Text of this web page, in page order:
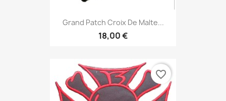
Grand Patch Croix De Malte...
18,00 €
favorite_border